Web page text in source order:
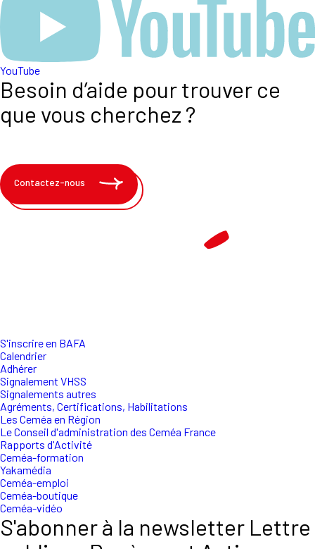
YouTube
Besoin d’aide pour trouver ce
que vous cherchez ?
Contactez-nous
S'inscrire en BAFA
Calendrier
Adhérer
Signalement VHSS
Signalements autres
Agréments, Certifications, Habilitations
Les Ceméa en Région
Le Conseil d'administration des Ceméa France
Rapports d'Activité
Ceméa-formation
Yakamédia
Ceméa-emploi
Ceméa-boutique
Ceméa-vidéo
S'abonner à la newsletter Lettre